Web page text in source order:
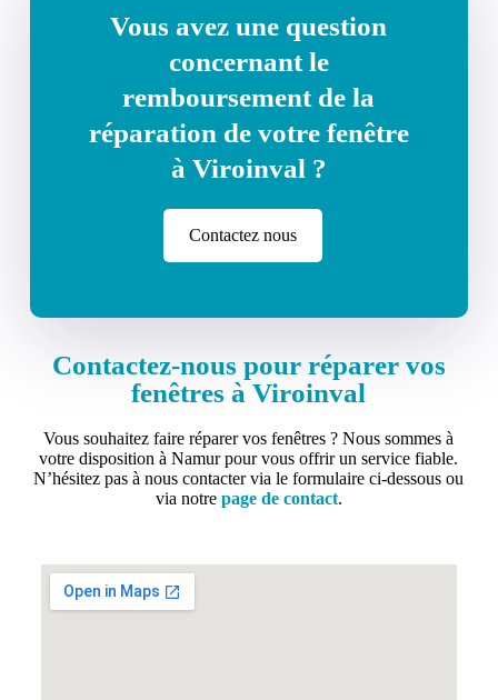
Vous avez une question
concernant le
remboursement de la
réparation de votre fenêtre
à Viroinval ?
Contactez nous
Contactez-nous pour réparer vos
fenêtres à Viroinval
Vous souhaitez faire réparer vos fenêtres ? Nous sommes à
votre disposition à Namur pour vous offrir un service fiable.
N’hésitez pas à nous contacter via le formulaire ci-dessous ou
via notre page de contact.